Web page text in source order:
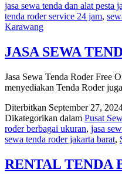
jasa sewa tenda dan alat pesta
tenda roder service 24 jam,
Karawang
JASA SEWA
Jasa Sewa Tenda Roder Free
menyediakan Tenda Roder
Diterbitkan September 27,
Dikategorikan dalam Pusat
roder berbagai ukuran, jasa
sewa tenda roder jakarta barat,
RENTAL TENDA